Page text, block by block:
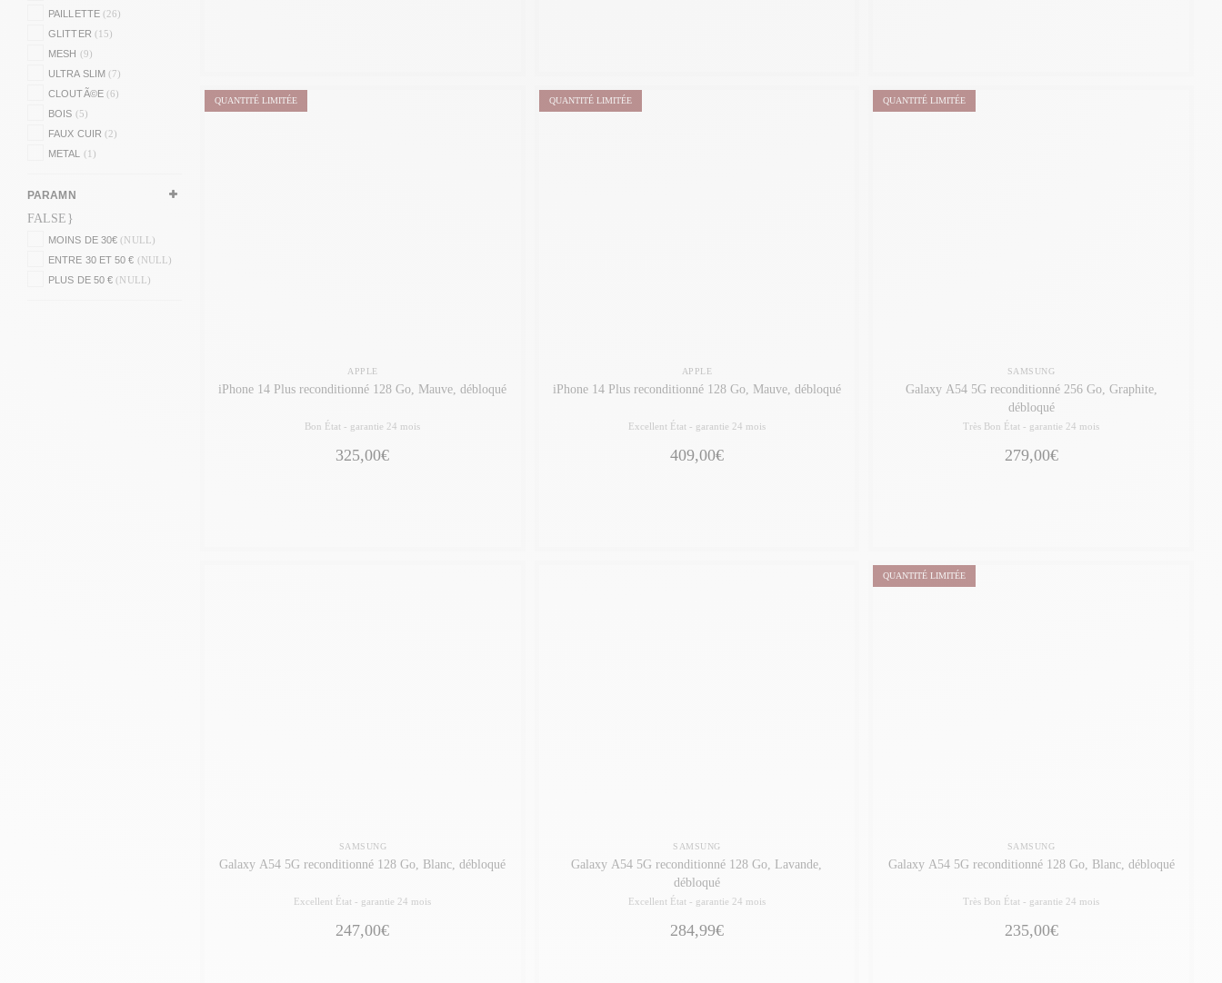
PAILLETTE (26)
GLITTER (15)
MESH (9)
ULTRA SLIM(7)
CLOUTÃ©E (6)
BOIS (5)
FAUX CUIR (2)
METAL (1)
PARAMN
FALSE}
MOINS DE 30€(NULL)
ENTRE 30 ET 50 € (NULL)
PLUS DE 50 €(NULL)
QUANTITÉ LIMITÉE
APPLE
iPhone 14 Plus reconditionné 128 Go, Mauve, débloqué
Bon État - garantie 24 mois
325,00€
QUANTITÉ LIMITÉE
APPLE
iPhone 14 Plus reconditionné 128 Go, Mauve, débloqué
Excellent État - garantie 24 mois
409,00€
QUANTITÉ LIMITÉE
SAMSUNG
Galaxy A54 5G reconditionné 256 Go, Graphite,
débloqué
Très Bon État - garantie 24 mois
279,00€
SAMSUNG
Galaxy A54 5G reconditionné 128 Go, Blanc, débloqué
Excellent État - garantie 24 mois
247,00€
SAMSUNG
Galaxy A54 5G reconditionné 128 Go, Lavande,
débloqué
Excellent État - garantie 24 mois
284,99€
QUANTITÉ LIMITÉE
SAMSUNG
Galaxy A54 5G reconditionné 128 Go, Blanc, débloqué
Très Bon État - garantie 24 mois
235,00€